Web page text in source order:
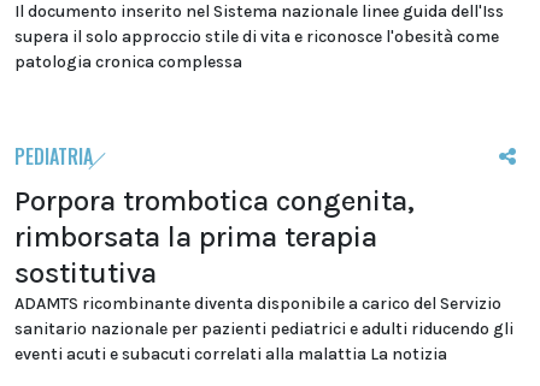
Il documento inserito nel Sistema nazionale linee guida dell'Iss
supera il solo approccio stile di vita e riconosce l'obesità come
patologia cronica complessa
PEDIATRIA
Porpora trombotica congenita,
rimborsata la prima terapia
sostitutiva
ADAMTS ricombinante diventa disponibile a carico del Servizio
sanitario nazionale per pazienti pediatrici e adulti riducendo gli
eventi acuti e subacuti correlati alla malattia La notizia